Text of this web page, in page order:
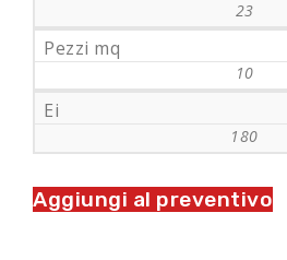
23
Pezzi mq
10
Ei
180
Aggiungi al preventivo